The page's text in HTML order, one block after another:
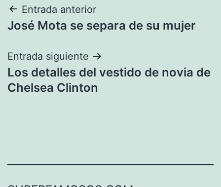
Navegación
de
entradas
Entrada anterior
José Mota se separa de su mujer
Entrada siguiente
Los detalles del vestido de novia de
Chelsea Clinton